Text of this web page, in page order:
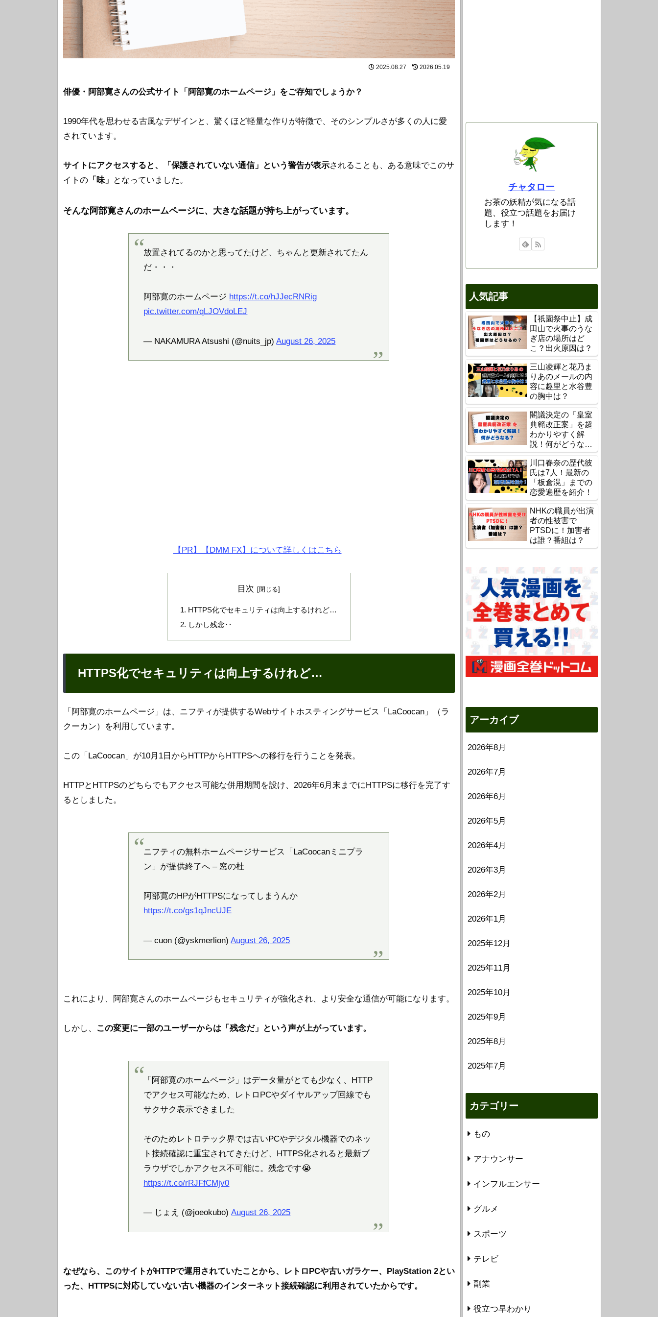
2025.08.27 2026.05.19
俳優・阿部寛さんの公式サイト「阿部寛のホームページ」をご存知でしょうか？
1990年代を思わせる古風なデザインと、驚くほど軽量な作りが特徴で、そのシンプルさが多くの人に愛
されています。
サイトにアクセスすると、「保護されていない通信」という警告が表示されることも、ある意味でこのサ
イトの「味」 となっていました。
そんな阿部寛さんのホームページに、大きな話題が持ち上がっています。
放置されてるのかと思ってたけど、ちゃんと更新されてたん
だ・・・
阿部寛のホームページ https://t.co/hJJecRNRig
pic.twitter.com/qLJOVdoLEJ
— NAKAMURA Atsushi (@nuits_jp)August 26, 2025
【PR】【DMM FX】について詳しくはこちら
目次
HTTPS化でセキュリティは向上するけれど…
しかし残念‥
HTTPS化でセキュリティは向上するけれど…
「阿部寛のホームページ」は、ニフティが提供するWebサイトホスティングサービス「LaCoocan」（ラ
クーカン）を利用しています。
この「LaCoocan」が10月1日からHTTPからHTTPSへの移行を行うことを発表。
HTTPとHTTPSのどちらでもアクセス可能な併用期間を設け、2026年6月末までにHTTPSに移行を完了す
るとしました。
ニフティの無料ホームページサービス「LaCoocanミニプラ
ン」が提供終了へ – 窓の杜
阿部寛のHPがHTTPSになってしまうんか
https://t.co/gs1qJncUJE
— cuon (@yskmerlion)August 26, 2025
これにより、阿部寛さんのホームページもセキュリティが強化され、より安全な通信が可能になります。
しかし、 この変更に一部のユーザーからは「残念だ」という声が上がっています。
「阿部寛のホームページ」はデータ量がとても少なく、HTTP
でアクセス可能なため、レトロPCやダイヤルアップ回線でも
サクサク表示できました
そのためレトロテック界では古いPCやデジタル機器でのネッ
ト接続確認に重宝されてきたけど、HTTPS化されると最新ブ
ラウザでしかアクセス不可能に。残念です😭
https://t.co/rRJFfCMjv0
— じょえ (@joeokubo)August 26, 2025
なぜなら、このサイトがHTTPで運用されていたことから、レトロPCや古いガラケー、PlayStation 2とい
った、HTTPSに対応していない古い機器のインターネット接続確認に利用されていたからです。
チャタロー
お茶の妖精が気になる話
題、役立つ話題をお届け
します！
人気記事
【祇園祭中止】成
田山で火事のうな
ぎ店の場所はど
こ？出火原因は？
三山凌輝と花乃ま
りあのメールの内
容に趣里と水谷豊
の胸中は？
閣議決定の「皇室
典範改正案」を超
わかりやすく解
説！何がどうな
る？
川口春奈の歴代彼
氏は7人！最新の
「板倉滉」までの
恋愛遍歴を紹介！
NHKの職員が出演
者の性被害で
PTSDに！加害者
は誰？番組は？
アーカイブ
2026年8月
2026年7月
2026年6月
2026年5月
2026年4月
2026年3月
2026年2月
2026年1月
2025年12月
2025年11月
2025年10月
2025年9月
2025年8月
2025年7月
カテゴリー
もの
アナウンサー
インフルエンサー
グルメ
スポーツ
テレビ
副業
役立つ早わかり